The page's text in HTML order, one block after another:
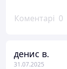
Коментарі 0
денис в.
31.07.2025